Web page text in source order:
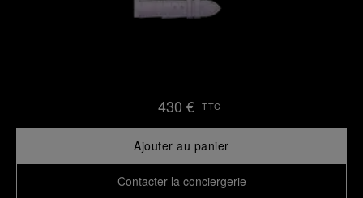
430 € TTC
Ajouter au panier
Contacter la conciergerie